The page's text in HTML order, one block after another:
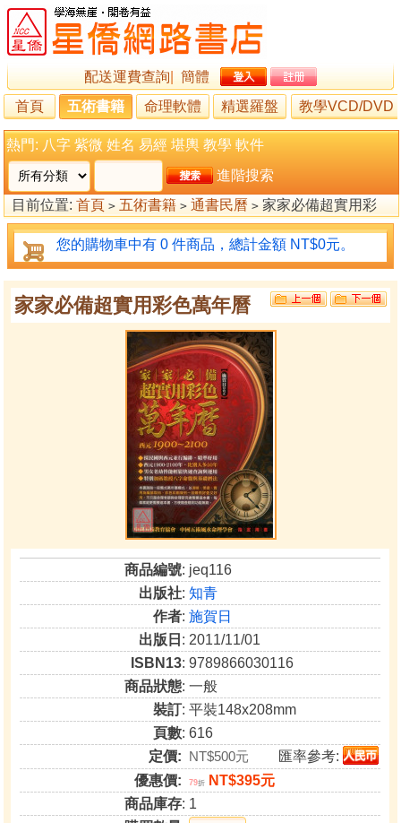
配送運費查詢
簡體
首頁
五術書籍 命理軟體 精選羅盤 教學VCD/DVD
熱門: 八字 紫微 姓名 易經 堪輿 教學 軟件
進階搜索
目前位置: 首頁 > 五術書籍 > 通書民曆 > 家家必備超實用彩
色萬年曆
您的購物車中有 0 件商品，總計金額 NT$0元。
家家必備超實用彩色萬年曆
商品編號: jeq116
出版社:知青
作者:施賀日
出版日 : 2011/11/01
ISBN13: 9789866030116
商品狀態: 一般
裝訂: 平裝148x208mm
頁數: 616
定價: NT$500元
匯率參考:
優惠價:
79折
NT$395元
商品庫存: 1